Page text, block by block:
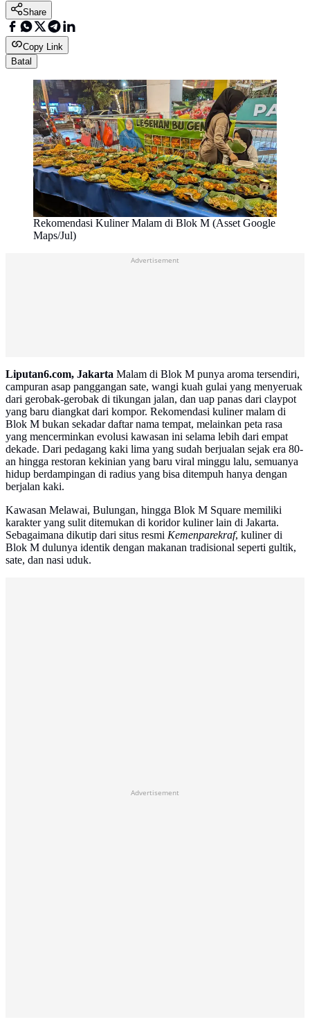
Share
Copy Link
Batal
Rekomendasi Kuliner Malam di Blok M (Asset Google
Maps/Jul)
Liputan6.com, Jakarta Malam di Blok M punya aroma tersendiri,
campuran asap panggangan sate, wangi kuah gulai yang menyeruak
dari gerobak-gerobak di tikungan jalan, dan uap panas dari claypot
yang baru diangkat dari kompor. Rekomendasi kuliner malam di
Blok M bukan sekadar daftar nama tempat, melainkan peta rasa
yang mencerminkan evolusi kawasan ini selama lebih dari empat
dekade. Dari pedagang kaki lima yang sudah berjualan sejak era 80-
an hingga restoran kekinian yang baru viral minggu lalu, semuanya
hidup berdampingan di radius yang bisa ditempuh hanya dengan
berjalan kaki.
Kawasan Melawai, Bulungan, hingga Blok M Square memiliki
karakter yang sulit ditemukan di koridor kuliner lain di Jakarta.
Sebagaimana dikutip dari situs resmi Kemenparekraf, kuliner di
Blok M dulunya identik dengan makanan tradisional seperti gultik,
sate, dan nasi uduk.
Advertisement